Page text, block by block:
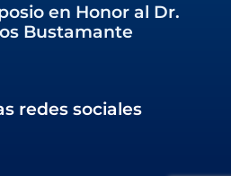
en Honor al Dr.
Bustamante
redes sociales